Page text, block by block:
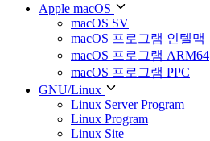
Apple macOS
macOS SV
macOS 프로그램 인텔맥
macOS 프로그램 ARM64
macOS 프로그램 PPC
GNU/Linux
Linux Server Program
Linux Program
Linux Site